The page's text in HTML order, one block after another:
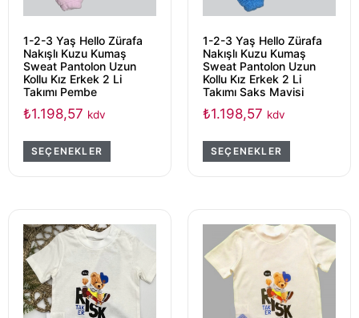
1-2-3 Yaş Hello Zürafa
Nakışlı Kuzu Kumaş
Sweat Pantolon Uzun
Kollu Kız Erkek 2 Li
Takımı Pembe
₺1.198,57 kdv
SEÇENEKLER
1-2-3 Yaş Hello Zürafa
Nakışlı Kuzu Kumaş
Sweat Pantolon Uzun
Kollu Kız Erkek 2 Li
Takımı Saks Mavisi
₺1.198,57 kdv
SEÇENEKLER